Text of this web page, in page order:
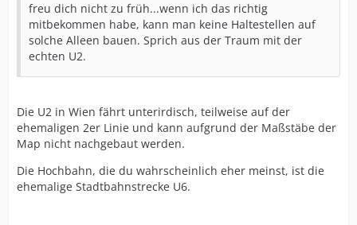
freu dich nicht zu früh...wenn ich das richtig
mitbekommen habe, kann man keine Haltestellen auf
solche Alleen bauen. Sprich aus der Traum mit der
echten U2.
Die U2 in Wien fährt unterirdisch, teilweise auf der
ehemaligen 2er Linie und kann aufgrund der Maßstäbe der
Map nicht nachgebaut werden.
Die Hochbahn, die du wahrscheinlich eher meinst, ist die
ehemalige Stadtbahnstrecke U6.